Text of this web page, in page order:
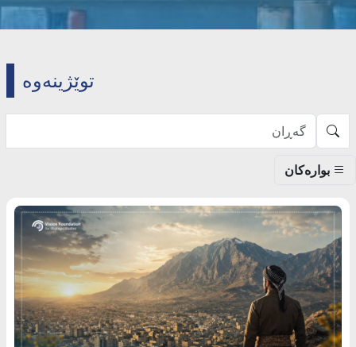
توێژینەوە
بوارەکان